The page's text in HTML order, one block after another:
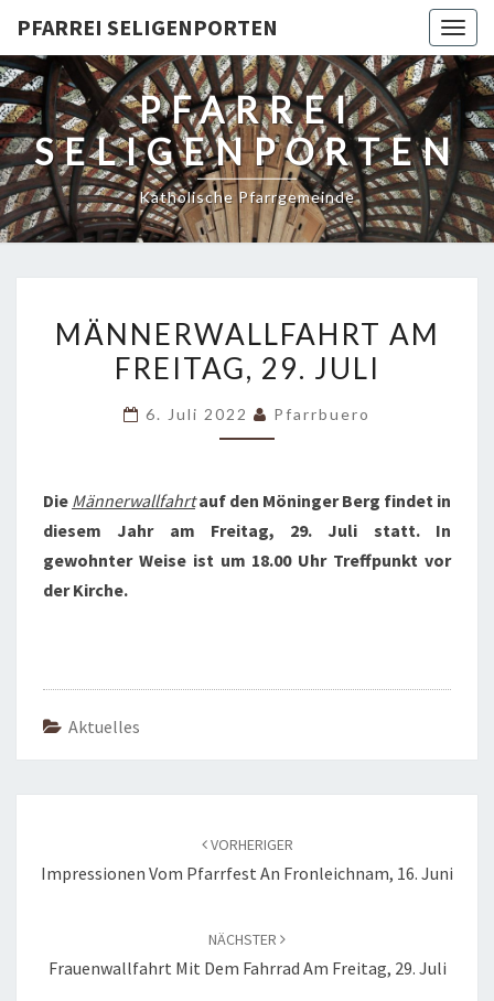
PFARREI SELIGENPORTEN
PFARREI
SELIGENPORTEN
Katholische Pfarrgemeinde
AM
FREITAG,
JULI
MÄNNERWALLFAHRT AM
FREITAG, 29. JULI
6. Juli 2022 Pfarrbuero
Die Männerwallfahrtauf den Möninger Berg findet in
diesem Jahr am Freitag, 29. Juli statt. In
gewohnter Weise ist um 18.00 Uhr Treffpunkt vor
der Kirche.
Aktuelles
VORHERIGER
Impressionen Vom Pfarrfest An Fronleichnam, 16. Juni
NÄCHSTER
Frauenwallfahrt Mit Dem Fahrrad Am Freitag, 29. Juli